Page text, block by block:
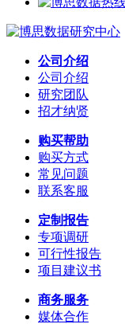
公司介绍
公司介绍
研究团队
招才纳贤
购买帮助
购买方式
常见问题
联系客服
定制报告
专项调研
可行性报告
项目建议书
商务服务
媒体合作